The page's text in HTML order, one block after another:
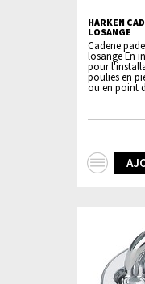
HARKEN
LOSANGE
Cadene
losange En
pour
poulies en
ou en point